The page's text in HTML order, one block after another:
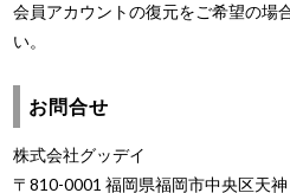
会員アカウントの復元をご希望の場
い。
お問合せ
株式会社グッデイ
〒810-0001 福岡県福岡市中央区天